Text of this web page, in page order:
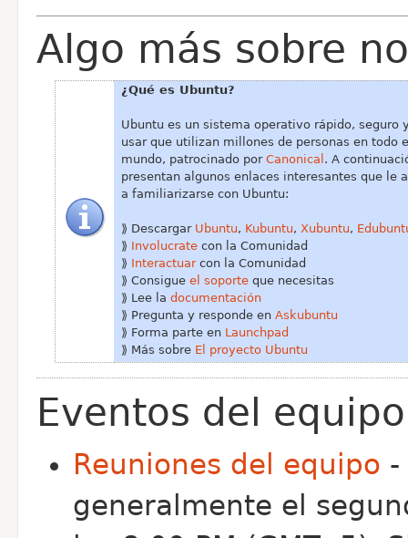
Algo más sobre
¿Qué es Ubuntu?
Ubuntu es un sistema operativo rápido, seguro
usar que utilizan millones de personas en todo
mundo, patrocinado por Canonical . A
presentan algunos enlaces interesantes que le
a familiarizarse con Ubuntu:
⟫ Descargar Ubuntu, Kubuntu, Xubuntu,
⟫ Involucrate con la Comunidad
⟫ Interactuarcon la Comunidad
⟫ Consigue el soporte que necesitas
⟫ Lee la documentación
⟫ Pregunta y responde en Askubuntu
⟫ Forma parte en Launchpad
⟫ Más sobre El proyecto Ubuntu
Eventos del equipo
Reuniones del equipo -
generalmente el